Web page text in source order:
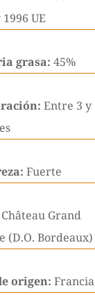
1996 UE
grasa: 45%
Entre 3 y
Fuerte
Château Grand
(D.O. Bordeaux)
origen: Francia